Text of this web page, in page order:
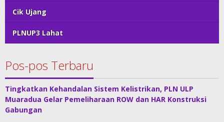
Cik Ujang
PLNUP3 Lahat
Pos-pos Terbaru
Tingkatkan Kehandalan Sistem Kelistrikan, PLN ULP
Muaradua Gelar Pemeliharaan ROW dan HAR Konstruksi
Gabungan